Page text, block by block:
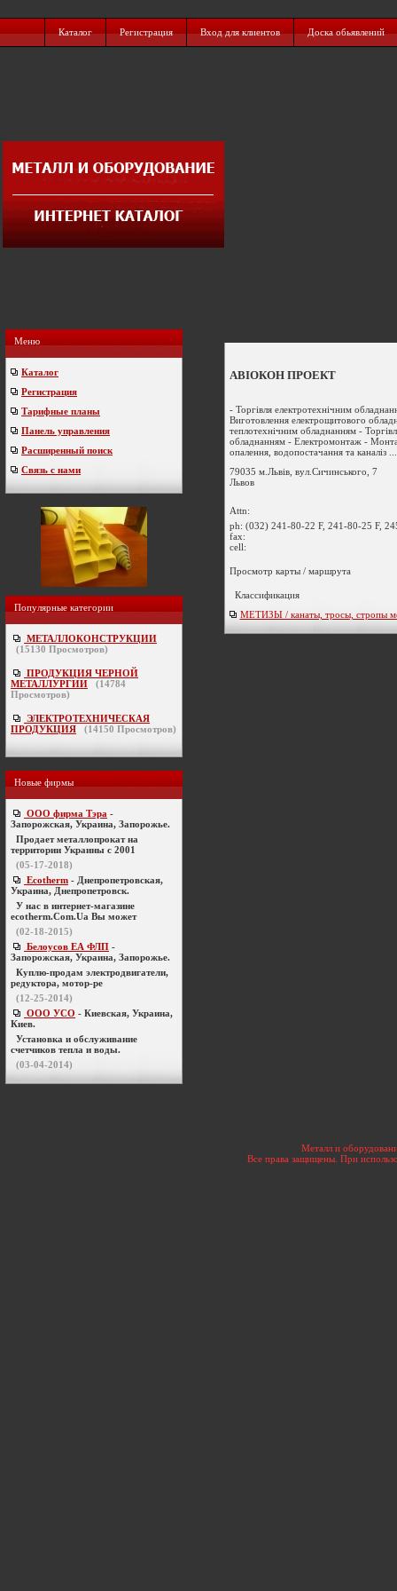
Каталог Регистрация Вход для клиентов Доска обьявлений
Меню
Каталог
Регистрация
Тарифные планы
Панель управления
Расширенный поиск
Связь с нами
Популярные категории
МЕТАЛЛОКОНСТРУКЦИИ
(15130 Просмотров)
ПРОДУКЦИЯ ЧЕРНОЙ
МЕТАЛЛУРГИИ
(14784
Просмотров)
ЭЛЕКТРОТЕХНИЧЕСКАЯ
ПРОДУКЦИЯ
(14150 Просмотров)
Новые фирмы
ООО фирма Тэра -
Запорожская, Украина, Запорожье.
Продает металлопрокат на
территории Украины с 2001
(05-17-2018)
Ecotherm - Днепропетровская,
Украина, Днепропетровск.
У нас в интернет-магазине
ecotherm.Com.Ua Вы может
(02-18-2015)
Белоусов ЕА ФЛП -
Запорожская, Украина, Запорожье.
Куплю-продам электродвигатели,
редуктора, мотор-ре
(12-25-2014)
ООО УСО - Киевская, Украина,
Киев.
Установка и обслуживание
счетчиков тепла и воды.
(03-04-2014)
АВІОКОН ПРОЕКТ
- Торгівля електротехнічним
Виготовлення електрощитового
теплотехнічним обладнанням -
обладнанням - Електромонтаж -
опалення, водопостачання та каналіз ...
79035 м.Львів, вул.Сичинського, 7
Львов
Attn:
ph: (032) 241-80-22 F, 241-80-25 F,
fax:
cell:
Просмотр карты / маршрута
Классификация
МЕТИЗЫ / канаты, тросы, стропы
Металл и
Все права защищены. При